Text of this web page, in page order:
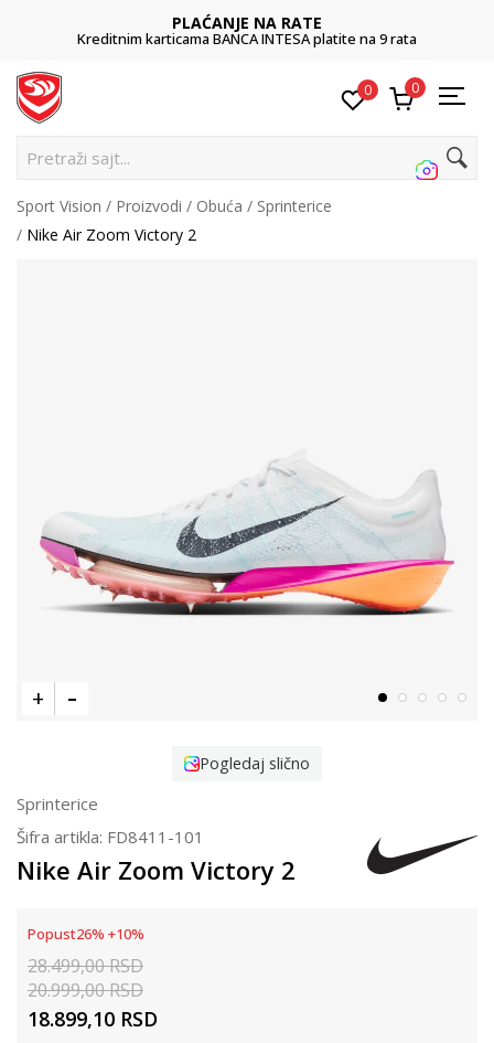
PLAĆANJE NA RATE
Kreditnim karticama BANCA INTESA platite na 9 rata
0 0
Pretraži sajt...
Sport Vision Proizvodi Obuća
Sprinterice
Nike Air Zoom Victory 2
Pogledaj slično
Sprinterice
Šifra artikla: FD8411-101
Nike Air Zoom Victory 2
Popust26% +10%
28.499,00RSD
20.999,00RSD
18.899,10 RSD